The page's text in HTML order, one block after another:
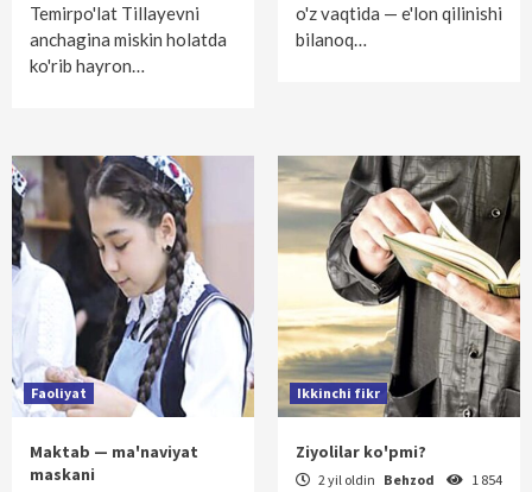
Temirpo'lat Tillayevni
anchagina miskin holatda
ko'rib hayron…
o'z vaqtida — e'lon qilinishi
bilanoq…
Faoliyat
Maktab — ma'naviyat
maskani
Ikkinchi fikr
Ziyolilar ko'pmi?
2 yil oldin Behzod 1 854